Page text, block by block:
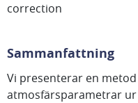
correction
Sammanfattning
Vi presenterar en
atmosfärsparametrar